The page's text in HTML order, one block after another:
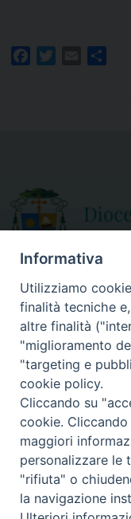
k
CURIA
Via Episcopio, 15
89852 MILETO (VV)
Telefono: 0963.338 080
em@il:
Copyright © 2019
riservati.
Informativa
Utilizziamo
finalità tecniche
altre finalità
"miglioramento
"targeting e
cookie policy.
Cliccando su
cookie.
maggiori
personalizzare le
"rifiuta" o
la navigazione